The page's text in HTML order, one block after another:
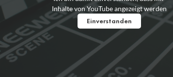
Inhalte von YouTube angezeigt werden
Einverstanden